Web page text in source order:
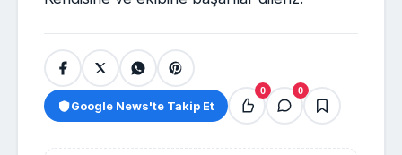
Google News'te Takip Et
0 0